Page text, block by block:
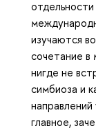
изучаются
сочетание в
нигде не
симбиоза и
главное,